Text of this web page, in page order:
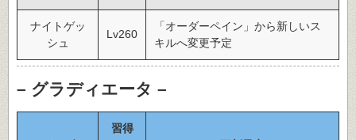
ナイトゲッ
シュ
Lv260
「オーダーペイン」から新しいス
キルへ変更予定
– グラディエータ –
習得